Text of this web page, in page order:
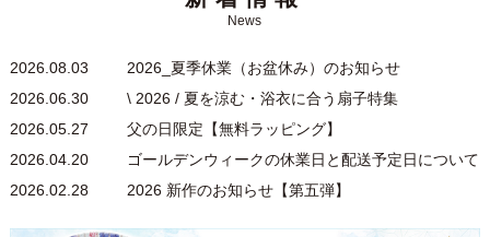
News
2026.08.03
2026_夏季休業（お盆休み）のお知らせ
2026.06.30
\ 2026 / 夏を涼む・浴衣に合う扇子特集
2026.05.27
父の日限定【無料ラッピング】
2026.04.20
ゴールデンウィークの休業日と配送予定日について
2026.02.28
2026 新作のお知らせ【第五弾】